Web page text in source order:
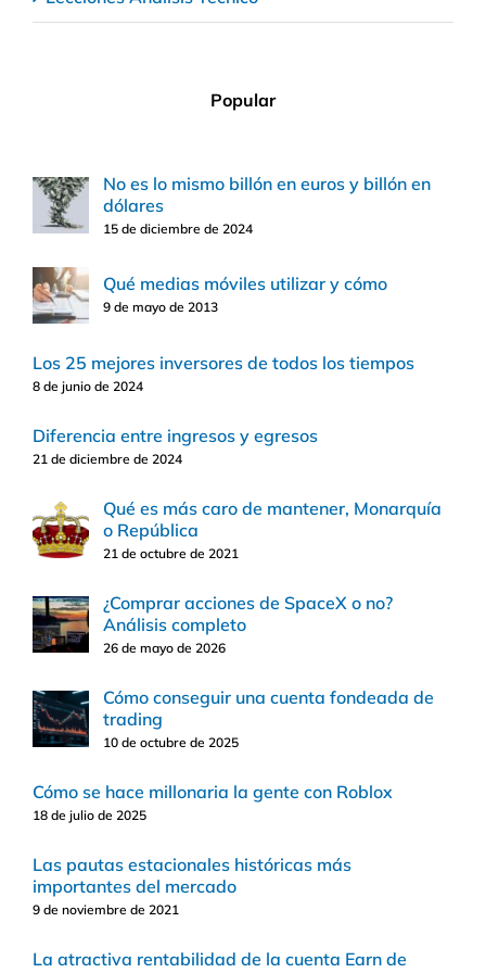
Popular
No es lo mismo billón en euros y billón en
dólares
15 de diciembre de 2024
Qué medias móviles utilizar y cómo
9 de mayo de 2013
Los 25 mejores inversores de todos los tiempos
8 de junio de 2024
Diferencia entre ingresos y egresos
21 de diciembre de 2024
Qué es más caro de mantener, Monarquía
o República
21 de octubre de 2021
¿Comprar acciones de SpaceX o no?
Análisis completo
26 de mayo de 2026
Cómo conseguir una cuenta fondeada de
trading
10 de octubre de 2025
Cómo se hace millonaria la gente con Roblox
18 de julio de 2025
Las pautas estacionales históricas más
importantes del mercado
9 de noviembre de 2021
La atractiva rentabilidad de la cuenta Earn de